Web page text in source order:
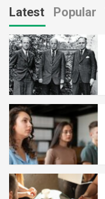
Latest Popular